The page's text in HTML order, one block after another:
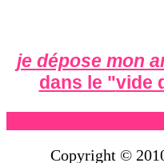
je dépose mon
dans le "vide
Copyright ©